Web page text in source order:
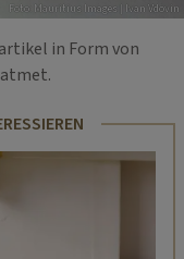
Foto: Mauritius Images | Ivan Vdovin
in Form von